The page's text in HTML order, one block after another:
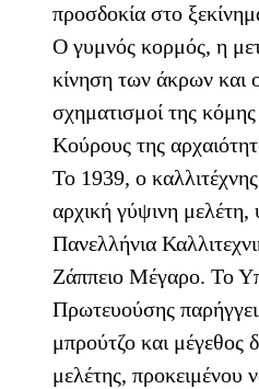
προσδοκία στο
Ο γυμνός κορμός, η
κίνηση των άκρων και
σχηματισμοί της
Κούρους της
Το 1939, ο
αρχική γύψινη
Πανελλήνια
Ζάππειο Μέγαρο. Το
Πρωτευούσης
μπρούτζο και μέγεθος
μελέτης, προκειμένου